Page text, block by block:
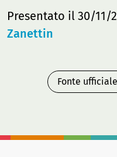
Presentato il 30/11/
Zanettin
Fonte